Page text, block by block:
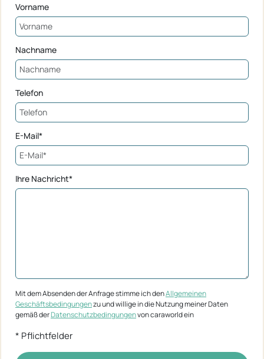
Vorname
Nachname
Telefon
E-Mail*
Ihre Nachricht*
Mit dem Absenden der Anfrage stimme ich denAllgemeinen
Geschäftsbedingungenzu und willige in die Nutzung meiner Daten
gemäß derDatenschutzbedingungenvon caraworld ein
* Pflichtfelder